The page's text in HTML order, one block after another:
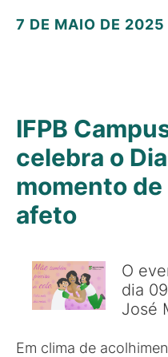
7 DE MAIO DE 2025
IFPB
celebra o
momento
afeto
O
dia
José
Em clima de